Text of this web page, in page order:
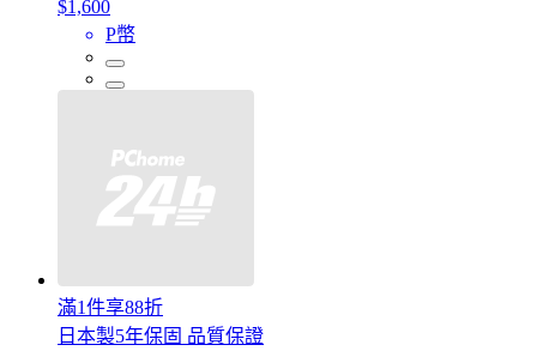
$1,600
P幣
滿1件享88折
日本製5年保固 品質保證